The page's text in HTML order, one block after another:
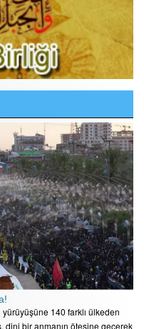
yürüyüşüne 140 farklı ülkeden
dini bir anmanın ötesine geçerek